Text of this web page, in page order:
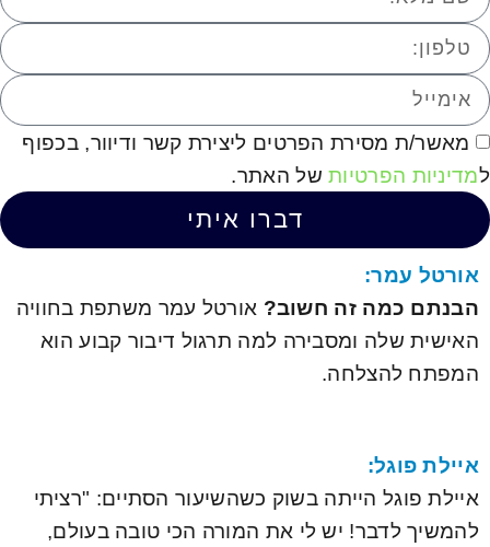
מאשר/ת מסירת הפרטים ליצירת קשר ודיוור, בכפוף
למדיניות הפרטיותשל האתר.
דברו איתי
אורטל עמר:
הבנתם כמה זה חשוב? אורטל עמר משתפת בחוויה
האישית שלה ומסבירה למה תרגול דיבור קבוע הוא
המפתח להצלחה.
איילת פוגל:
איילת פוגל הייתה בשוק כשהשיעור הסתיים: "רציתי
להמשיך לדבר! יש לי את המורה הכי טובה בעולם,